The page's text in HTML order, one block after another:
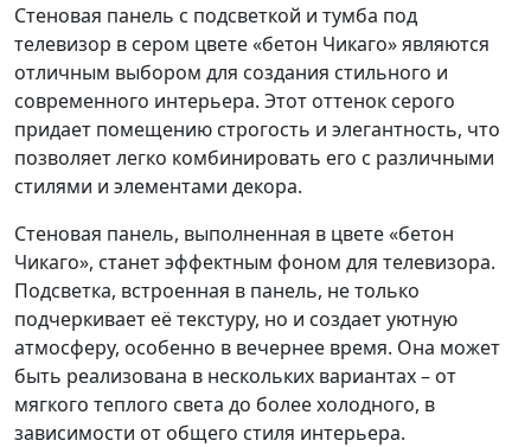
Стеновая панель с подсветкой и тумба под
телевизор в сером цвете «бетон Чикаго» являются
отличным выбором для создания стильного и
современного интерьера. Этот оттенок серого
придает помещению строгость и элегантность, что
позволяет легко комбинировать его с различными
стилями и элементами декора.
Стеновая панель, выполненная в цвете «бетон
Чикаго», станет эффектным фоном для телевизора.
Подсветка, встроенная в панель, не только
подчеркивает её текстуру, но и создает уютную
атмосферу, особенно в вечернее время. Она может
быть реализована в нескольких вариантах – от
мягкого теплого света до более холодного, в
зависимости от общего стиля интерьера.